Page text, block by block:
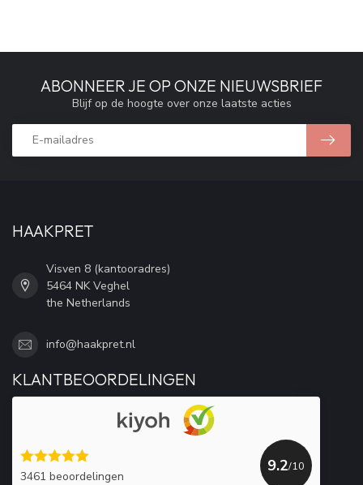
ABONNEER JE OP ONZE NIEUWSBRIEF
Blijf op de hoogte over onze laatste acties
HAAKPRET
Visven 8 (kantooradres)
5464 NK Veghel
the Netherlands
info@haakpret.nl
KLANTBEOORDELINGEN
3461 beoordelingen
9.2/10